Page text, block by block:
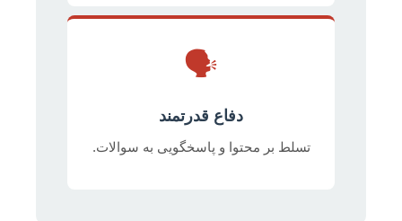
🗣️
دفاع قدرتمند
تسلط بر محتوا و پاسخگویی به سوالات.